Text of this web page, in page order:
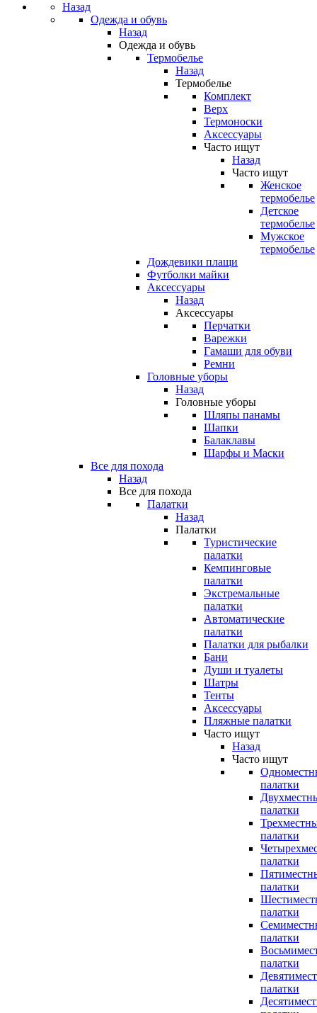
Назад
Одежда и обувь
Назад
Одежда и обувь
Термобелье
Назад
Термобелье
Комплект
Верх
Термоноски
Аксессуары
Часто ищут
Назад
Часто ищут
Женское
термобелье
Детское
термобелье
Мужское
термобелье
Дождевики плащи
Футболки майки
Аксессуары
Назад
Аксессуары
Перчатки
Варежки
Гамаши для обуви
Ремни
Головные уборы
Назад
Головные уборы
Шляпы панамы
Шапки
Балаклавы
Шарфы и Маски
Все для похода
Назад
Все для похода
Палатки
Назад
Палатки
Туристические
палатки
Кемпинговые
палатки
Экстремальные
палатки
Автоматические
палатки
Палатки для рыбалки
Бани
Души и туалеты
Шатры
Тенты
Аксессуары
Пляжные палатки
Часто ищут
Назад
Часто ищут
палатки
палатки
палатки
палатки
палатки
палатки
палатки
палатки
палатки